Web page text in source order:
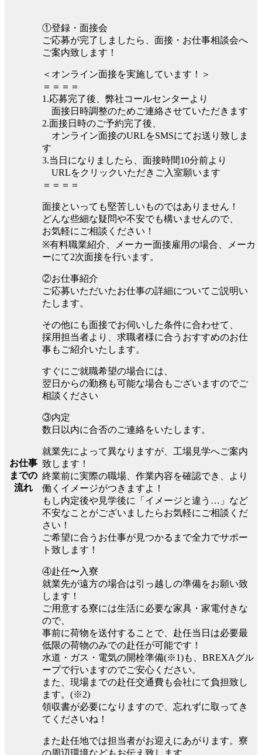
お仕事
までの
流れ
①登録・面接会
ご応募が完了しましたら、面接・お仕事相談会へ
ご案内致します！
＜オンライン面接を実施しています！＞
＝＝＝＝
1.応募完了後、弊社コールセンターより
面接日時調整のためご連絡させていただきます
2.面接日時のご予約完了後、
オンライン面接のURLをSMSにてお送り致しま
す
3.当日になりましたら、面接時間10分前より
URLをクリックいただきご入室願います
＝＝＝＝
面接といっても堅苦しいものではありません！
どんな些細な疑問や不安でも構いませんので、
お気軽にご相談ください！
※有料職業紹介、メーカー面接雇用の場合、メーカ
ーにて2次面接を行います。
②お仕事紹介
ご応募いただいたお仕事の詳細についてご説明い
たします。
その他にも面接でお伺いした条件に合わせて、
採用担当者より、求職者様に合うおすすめのお仕
事もご紹介いたします。
すぐにご就職希望の場合には、
翌日からの勤務も可能な場合もございますのでご
相談ください
③内定
数日以内に合否のご連絡をいたします。
就業先によって異なりますが、工場見学へご案内
致します！
終業前に実際の職場、作業内容を確認でき、より
働くイメージがつきますよ！
もし内定後や見学後に「イメージと違う…」など
不安なことがございましたらお気軽にご相談くだ
さい！
ご希望に合うお仕事が見つかるまで全力でサポー
ト致します！
④赴任〜入寮
就業先が遠方の場合は引っ越しの準備をお願い致
します！
ご用意する寮には生活に必要な家具・家電付きな
ので、
事前に荷物を送付することで、赴任当日は必要最
低限の荷物のみでの赴任が可能です！
水道・ガス・電気の開栓準備(※1)も、BREXAグル
ープで行いますのでご安心ください。
また、現場までの赴任交通費も会社にて負担致し
ます。(※2)
領収書が必要になりますので、忘れずに取ってき
てくださいね！
また赴任地では担当者がお迎えにあがります。寮
の周辺環境などもお伝え致します。